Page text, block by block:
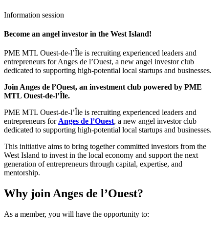
Information session
Become an angel investor in the West Island!
PME MTL Ouest-de-l’Île is recruiting experienced leaders and
entrepreneurs for Anges de l’Ouest, a new angel investor club
dedicated to supporting high-potential local startups and businesses.
Join Anges de l’Ouest, an investment club powered by PME
MTL Ouest-de-l’Île.
PME MTL Ouest-de-l’Île is recruiting experienced leaders and
entrepreneurs for Anges de l’Ouest, a new angel investor club
dedicated to supporting high-potential local startups and businesses.
This initiative aims to bring together committed investors from the
West Island to invest in the local economy and support the next
generation of entrepreneurs through capital, expertise, and
mentorship.
Why join Anges de l’Ouest?
As a member, you will have the opportunity to: